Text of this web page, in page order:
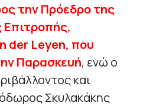
την Πρόεδρο της
der Leyen, που
Παρασκευή, ενώ ο
και
Σκυλακάκης